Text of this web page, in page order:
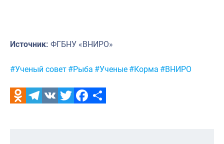
Источник: ФГБНУ «ВНИРО»
Метки:
#Ученый совет #Рыба #Ученые #Корма #ВНИРО